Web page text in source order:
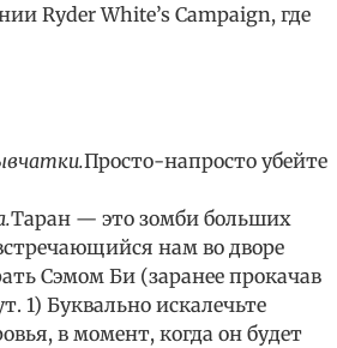
Ryder White’s Campaign, где
Просто-напросто убейте
Таран — это зомби больших
нам во дворе
Сэмом Би (заранее прокачав
1) Буквально искалечьте
в момент, когда он будет